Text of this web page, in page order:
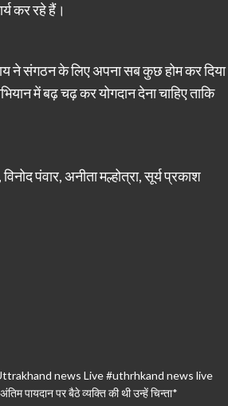
कर रहे हैं।
ने संगठन के लिए अपना सब कुछ होम कर दिया
में बढ़ चढ़ कर योगदान देना चाहिए ताकि
पंवार, अनीता मल्होत्रा, सूर्य प्रकाश
news Live #uthrhkand news live
पायदान पर बैठे व्यक्ति की थी उन्हें चिन्ता*